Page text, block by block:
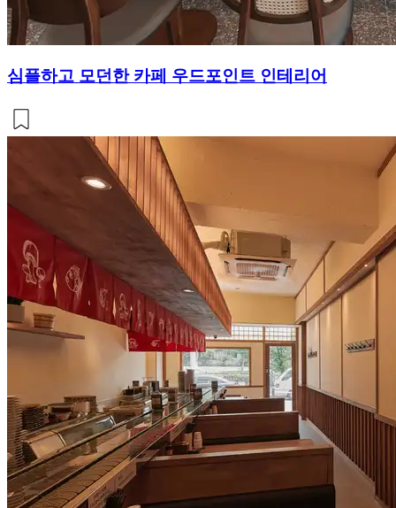
심플하고 모던한 카페 우드포인트 인테리어